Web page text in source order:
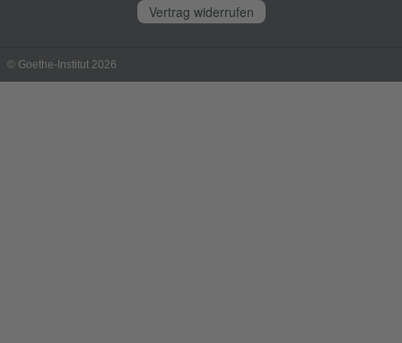
Vertrag widerrufen
© Goethe-Institut 2026